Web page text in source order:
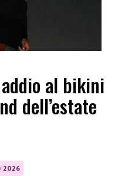
al bikini
dell’estate
2026